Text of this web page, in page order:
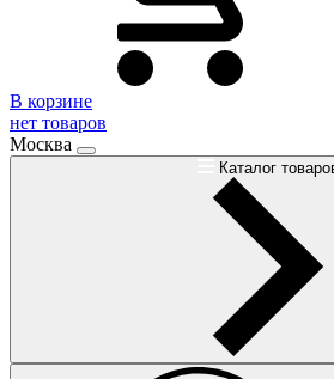
В корзине
нет товаров
Москва
Каталог